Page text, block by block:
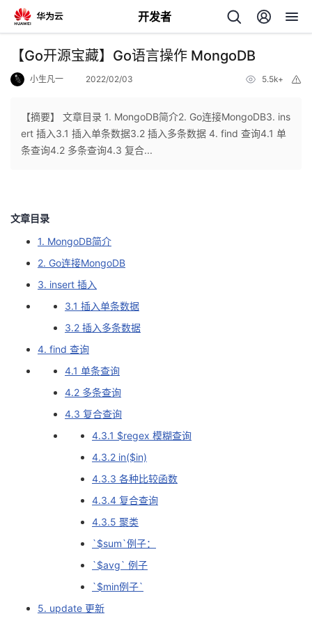
开发者
返
页
开
发
我
的
开
者
证
实
的
我
Programs
支
【Go开源宝藏】Go语言操作 MongoDB
小生凡一 2022/02/03 5.5k+
【摘要】 文章目录 1. MongoDB简介2. Go连接MongoDB3. ins
ert 插入3.1 插入单条数据3.2 插入多条数据 4. find 查询4.1 单
条查询4.2 多条查询4.3 复合...
文章目录
1. MongoDB简介
2. Go连接MongoDB
3. insert 插入
3.1 插入单条数据
3.2 插入多条数据
4. find 查询
4.1 单条查询
4.2 多条查询
4.3 复合查询
4.3.1 $regex 模糊查询
4.3.2 in($in)
4.3.3 各种比较函数
4.3.4 复合查询
4.3.5 聚类
`$sum`例子：
`$avg` 例子
`$min例子`
5. update 更新